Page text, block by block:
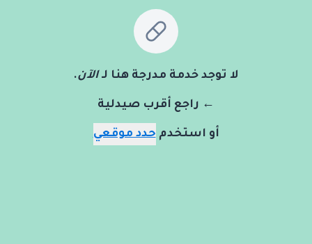
لا توجد خدمة مدرجة هنا لـ الآن.
← راجع أقرب صيدلية
أو استخدم حدد موقعي